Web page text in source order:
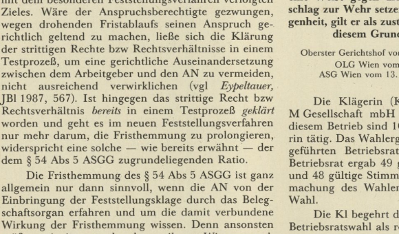
Zieles.
Wäre der Anspruchsberechtigte
gezwungen,
wegen
drohenden Fristablaufs seinen Anspruch
ge¬
richtlich geltend zu machen, ließe sich die Klärung
der strittigen Rechte bzw Rechtsverhältnisse in einem
Testprozeß,
um eine gerichtliche Auseinandersetzung
zwischen dem Arbeitgeber und den AN zu vermeiden,
nicht
ausreichend verwirklichen (vgl
Eypeltauer,
JB1 1987, 567). Ist hingegen das strittige Recht bzw
Rechtsverhältnis
bereits in einem Testprozeß
geklärt
worden und geht es im neuen Feststellungsverfahren
nur mehr darum, die Fristhemmung zu prolongieren,
widerspricht eine solche — wie bereits erwähnt — der
dem § 54 Abs 5 ASGG zugrundeliegenden Ratio.
Die Fristhemmung des § 54 Abs 5 ASGG ist ganz
allgemein nur dann sinnvoll, wenn die AN von der
Einbringung der Feststellungsklage durch das Beleg¬
schaftsorgan erfahren und um die damit verbundene
Wirkung der Fristhemmung wissen. Denn ansonsten
schlag zur Wehr
genheit, gilt er als
diesem
Oberster Gerichtshof
OLG Wien vom
ASG Wien vom 13.
Die Klägerin
M Gesellschaft mbH
diesem Betrieb sind
rin tätig. Das
geführten
Betriebsrat ergab 49
und 48 gültige
machung des
Wahl.
Die Kl begehrt
Betriebsratswahl als